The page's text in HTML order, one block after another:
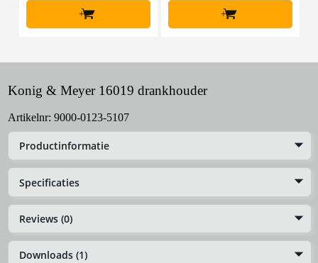
+ +
Konig & Meyer 16019 drankhouder
Artikelnr: 9000-0123-5107
Productinformatie
Specificaties
Reviews (0)
Downloads (1)